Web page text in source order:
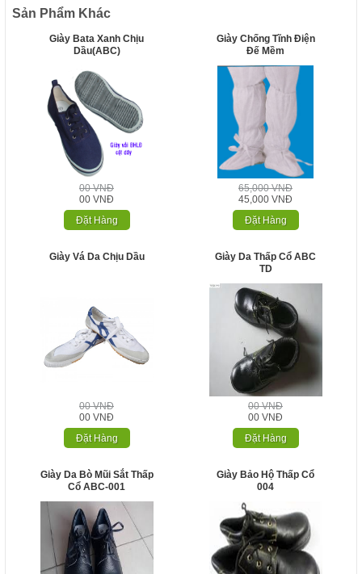
Sản Phẩm Khác
Giày Bata Xanh Chịu
Dầu(ABC)
00 VNĐ
00 VNĐ
Đặt Hàng
Giày Chống Tĩnh Điện
Đế Mềm
65,000 VNĐ
45,000 VNĐ
Đặt Hàng
Giày Vá Da Chịu Dầu
00 VNĐ
00 VNĐ
Đặt Hàng
Giày Da Thấp Cổ ABC
TD
00 VNĐ
00 VNĐ
Đặt Hàng
Giày Da Bò Mũi Sắt Thấp
Cổ ABC-001
Giày Bảo Hộ Thấp Cổ
004